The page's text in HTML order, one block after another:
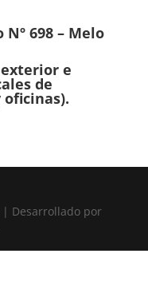
698 – Melo
e
de
Desarrollado por